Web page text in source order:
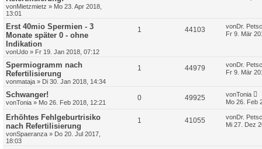
vonMietzmietz » Mo 23. Apr 2018,
13:01
Erst 40mio Spermien - 3
Monate später 0 - ohne
Indikation
vonUdo » Fr 19. Jan 2018, 07:12
1 44103 vonDr.
Fr 9. Mär
Spermiogramm nach
Refertilisierung
vonmataja » Di 30. Jan 2018, 14:34
1 44979 vonDr.
Fr 9. Mär
Schwanger!
vonTonia » Mo 26. Feb 2018, 12:21
0 49925 vonTonia
Mo 26. Feb
Erhöhtes Fehlgeburtrisiko
nach Refertilisierung
vonSpaeranza » Do 20. Jul 2017,
18:03
1 41055 vonDr.
Mi 27. Dez